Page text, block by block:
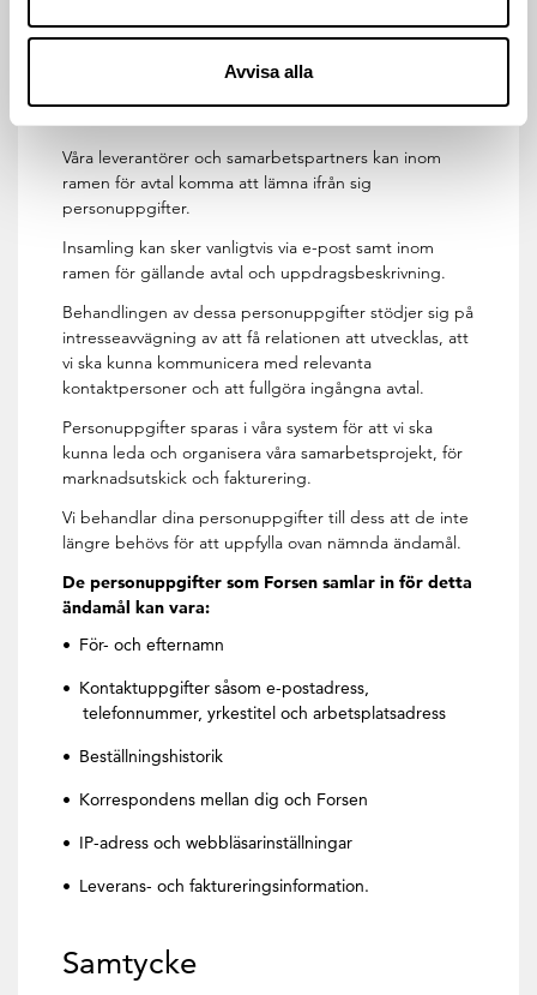
Avvisa alla
samarbetspartners
Relationer med leverantörer och
Våra leverantörer och samarbetspartners kan inom
ramen för avtal komma att lämna ifrån sig
personuppgifter.
Insamling kan sker vanligtvis via e-post samt inom
ramen för gällande avtal och uppdragsbeskrivning.
Behandlingen av dessa personuppgifter stödjer sig på
intresseavvägning av att få relationen att utvecklas, att
vi ska kunna kommunicera med relevanta
kontaktpersoner och att fullgöra ingångna avtal.
Personuppgifter sparas i våra system för att vi ska
kunna leda och organisera våra samarbetsprojekt, för
marknadsutskick och fakturering.
Vi behandlar dina personuppgifter till dess att de inte
längre behövs för att uppfylla ovan nämnda ändamål.
De personuppgifter som Forsen samlar in för detta
ändamål kan vara:
För- och efternamn
Kontaktuppgifter såsom e-postadress,
telefonnummer, yrkestitel och arbetsplatsadress
Beställningshistorik
Korrespondens mellan dig och Forsen
IP-adress och webbläsarinställningar
Leverans- och faktureringsinformation.
Samtycke